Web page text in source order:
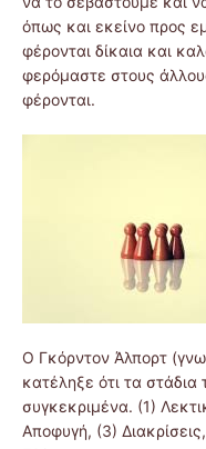
όπως και εκείνο προς
φέρονται δίκαια και
φερόμαστε στους
φέρονται.
Ο Γκόρντον Άλπορτ
κατέληξε ότι τα
συγκεκριμένα. (1)
Αποφυγή, (3)